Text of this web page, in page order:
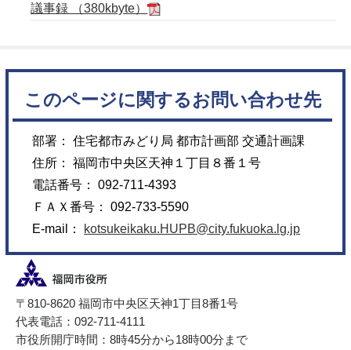
議事録 （380kbyte）
このページに関するお問い合わせ先
部署： 住宅都市みどり局 都市計画部 交通計画課
住所： 福岡市中央区天神１丁目８番１号
電話番号： 092-711-4393
ＦＡＸ番号： 092-733-5590
E-mail：
kotsukeikaku.HUPB@city.fukuoka.lg.jp
〒810-8620 福岡市中央区天神1丁目8番1号
代表電話：092-711-4111
市役所開庁時間：8時45分から18時00分まで